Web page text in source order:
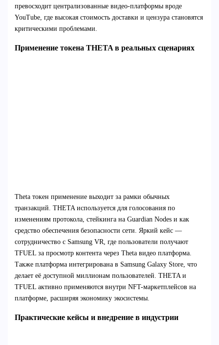
превосходит централизованные видео-платформы вроде
YouTube, где высокая стоимость доставки и цензура становятся
критическими проблемами.
Применение токена THETA в реальных сценариях
Theta токен применение выходит за рамки обычных
транзакций. THETA используется для голосования по
изменениям протокола, стейкинга на Guardian Nodes и как
средство обеспечения безопасности сети. Яркий кейс —
сотрудничество с Samsung VR, где пользователи получают
TFUEL за просмотр контента через Theta видео платформа.
Также платформа интегрирована в Samsung Galaxy Store, что
делает её доступной миллионам пользователей. THETA и
TFUEL активно применяются внутри NFT-маркетплейсов на
платформе, расширяя экономику экосистемы.
Практические кейсы и внедрение в индустрии